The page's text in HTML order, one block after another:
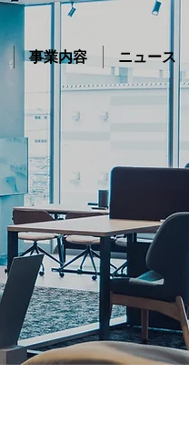
事業内容 ニュース